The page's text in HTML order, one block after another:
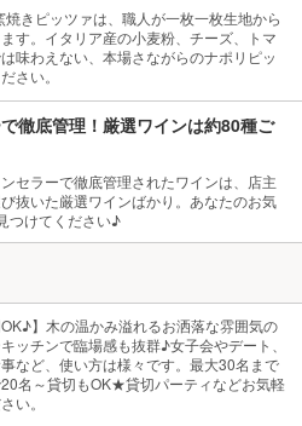
きピッツァは、職人が一枚一枚生地から
す。イタリア産の小麦粉、チーズ、トマ
味わえない、本場さながらのナポリピッ
さい。
徹底管理！厳選ワインは約80種ご
セラーで徹底管理されたワインは、店主
抜いた厳選ワインばかり。あなたのお気
つけてください♪
OK♪】木の温かみ溢れるお洒落な雰囲気の
ッチンで臨場感も抜群♪女子会やデート、
など、使い方は様々です。最大30名まで
名～貸切もOK★貸切パーティなどお気軽
い。